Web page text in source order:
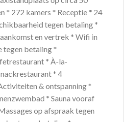
* 272 kamers * Receptie * 24
tegen betaling *
en vertrek * Wifi in
tegen betaling *
* À-la-
* 4
& ontspanning *
* Sauna vooraf
op afspraak tegen